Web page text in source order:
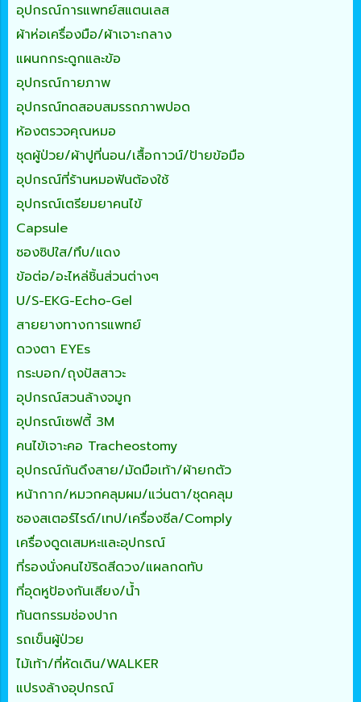
อุปกรณ์การแพทย์สแตนเลส
ผ้าห่อเครื่องมือ/ผ้าเจาะกลาง
แผนกกระดูกและข้อ
อุปกรณ์กายภาพ
อุปกรณ์ทดสอบสมรรถภาพปอด
ห้องตรวจคุณหมอ
ชุดผู้ป่วย/ผ้าปูที่นอน/เสื้อกาวน์/ป้ายข้อมือ
อุปกรณ์ที่ร้านหมอฟันต้องใช้
อุปกรณ์เตรียมยาคนไข้
Capsule
ซองซิปใส/ทึบ/แดง
ข้อต่อ/อะไหล่ชิ้นส่วนต่างๆ
U/S-EKG-Echo-Gel
สายยางทางการแพทย์
ดวงตา EYEs
กระบอก/ถุงปัสสาวะ
อุปกรณ์สวนล้างจมูก
อุปกรณ์เซฟตี้ 3M
คนไข้เจาะคอ Tracheostomy
อุปกรณ์กันดึงสาย/มัดมือเท้า/ผ้ายกตัว
หน้ากาก/หมวกคลุมผม/แว่นตา/ชุดคลุม
ซองสเตอร์ไรด์/เทป/เครื่องซีล/Comply
เครื่องดูดเสมหะและอุปกรณ์
ที่รองนั่งคนไข้ริดสีดวง/แผลกดทับ
ที่อุดหูป้องกันเสียง/น้ำ
ทันตกรรมช่องปาก
รถเข็นผู้ป่วย
ไม้เท้า/ที่หัดเดิน/WALKER
แปรงล้างอุปกรณ์